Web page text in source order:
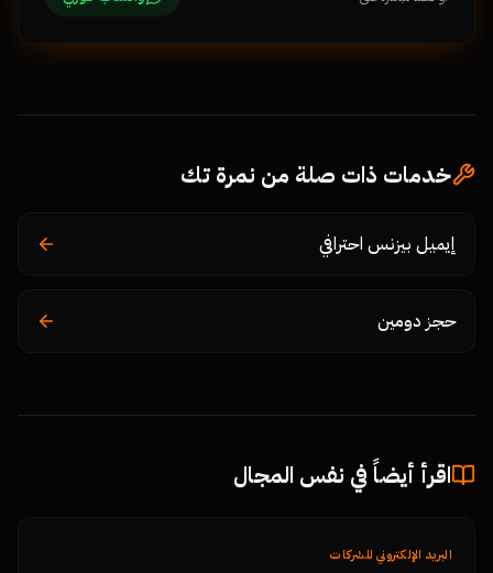
خدمات ذات صلة من نمرة تك
إيميل بيزنس احترافي
حجز دومين
اقرأ أيضاً في نفس المجال
البريد الإلكتروني للشركات